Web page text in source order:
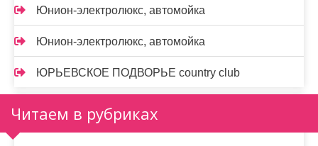
Юнион-электролюкс, автомойка
Юнион-электролюкс, автомойка
ЮРЬЕВСКОЕ ПОДВОРЬЕ country club
Читаем в рубриках